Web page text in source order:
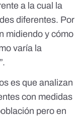
a la cual la
diferentes. Por
midiendo y cómo
varía la
es que analizan
con medidas
pero en